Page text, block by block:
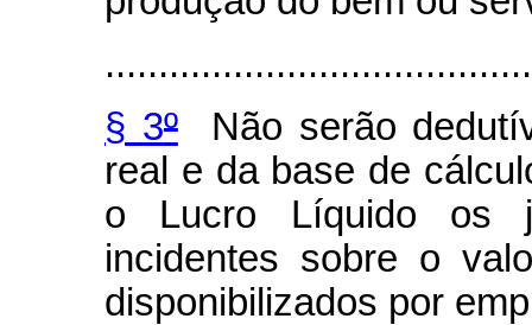
§ 3ºNão serão
real e da base de
o Lucro Líquido os
incidentes sobre o
disponibilizados por